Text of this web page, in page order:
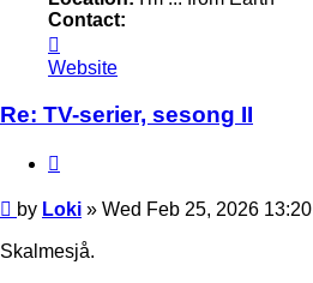
Contact:
Loki
Website
Re: TV-serier, sesong II
Post
by Loki » Wed Feb 25, 2026 13:20
Skalmesjå.